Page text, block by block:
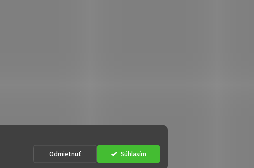
Odmietnuť Súhlasím